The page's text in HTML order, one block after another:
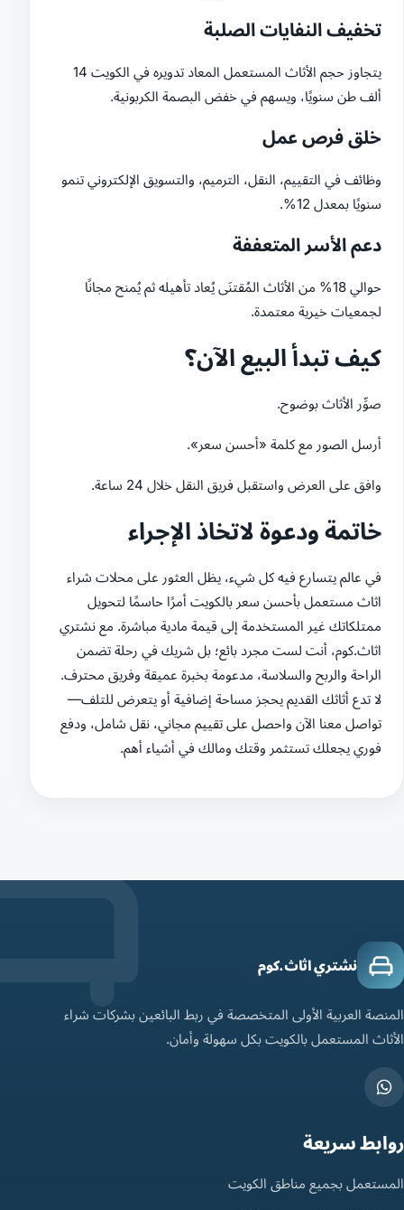
تخفيف النفايات الصلبة
يتجاوز حجم الأثاث المستعمل المعاد تدويره في الكويت 14
ألف طن سنويًا، ويسهم في خفض البصمة الكربونية.
خلق فرص عمل
وظائف في التقييم، النقل، الترميم، والتسويق الإلكتروني تنمو
سنويًا بمعدل 12%.
دعم الأسر المتعففة
حوالي 18% من الأثاث المُقتنَى يُعاد تأهيله ثم يُمنح مجانًا
لجمعيات خيرية معتمدة.
كيف تبدأ البيع الآن؟
صوِّر الأثاث بوضوح.
أرسل الصور مع كلمة «أحسن سعر».
وافق على العرض واستقبل فريق النقل خلال 24 ساعة.
خاتمة ودعوة لاتخاذ الإجراء
في عالم يتسارع فيه كل شيء، يظل العثور على محلات شراء
اثاث مستعمل بأحسن سعر بالكويت أمرًا حاسمًا لتحويل
ممتلكاتك غير المستخدمة إلى قيمة مادية مباشرة. مع نشتري
اثاث.كوم، أنت لست مجرد بائع؛ بل شريك في رحلة تضمن
الراحة والربح والسلاسة، مدعومة بخبرة عميقة وفريق محترف.
لا تدع أثاثك القديم يحجز مساحة إضافية أو يتعرض للتلف—
تواصل معنا الآن واحصل على تقييم مجاني، نقل شامل، ودفع
فوري يجعلك تستثمر وقتك ومالك في أشياء أهم.
نشتري اثاث.كوم
المنصة العربية الأولى المتخصصة في ربط البائعين بشركات شراء
الأثاث المستعمل بالكويت بكل سهولة وأمان.
روابط سريعة
المستعمل بجميع مناطق الكويت